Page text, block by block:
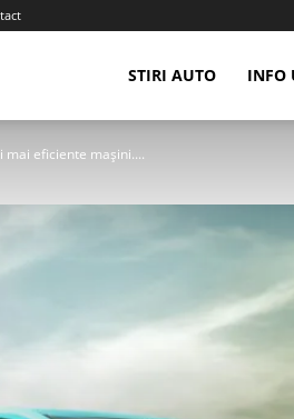
STIRI AUTO INFO
eficiente mașini....